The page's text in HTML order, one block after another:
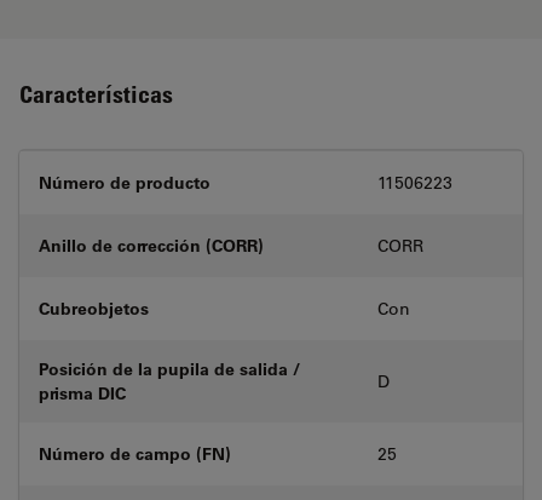
Características
Número de producto 11506223
Anillo de corrección (CORR) CORR
Cubreobjetos Con
Posición de la pupila de salida /
prisma DIC
D
Número de campo (FN) 25